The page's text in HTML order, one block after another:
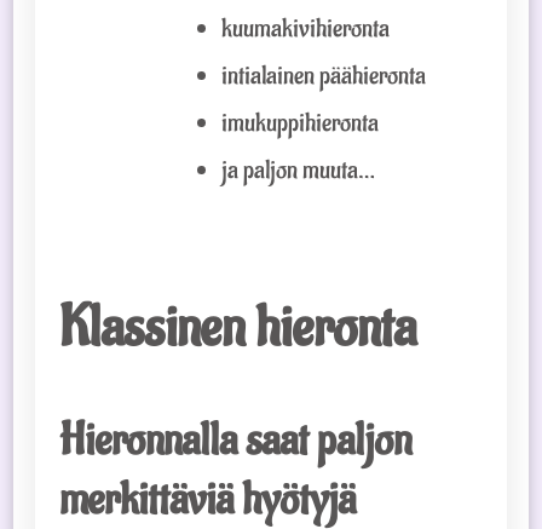
kuumakivihieronta
intialainen päähieronta
imukuppihieronta
ja paljon muuta…
Klassinen hieronta
Hieronnalla saat paljon
merkittäviä hyötyjä